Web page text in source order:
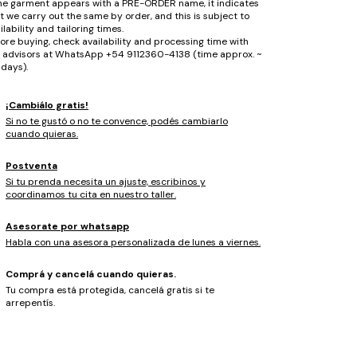
garment appears with a PRE-ORDER name, it indicates
we carry out the same by order, and this is subject to
and tailoring times.
buying, check availability and processing time with
advisors at WhatsApp +54 9112360-4138 (time approx. ~
¡Cambiálo gratis!
Si no te gustó o no te convence, podés cambiarlo
cuando quieras.
Postventa
Si tu prenda necesita un ajuste, escribinos y
coordinamos tu cita en nuestro taller.
Asesorate por whatsapp
Habla con una asesora personalizada de lunes a viernes.
Comprá y cancelá cuando quieras.
Tu compra está protegida, cancelá gratis si te
arrepentís.